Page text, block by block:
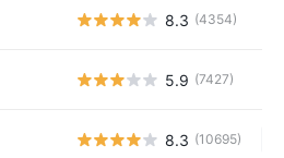
8.3 (4354)
5.9 (7427)
8.3 (10695)